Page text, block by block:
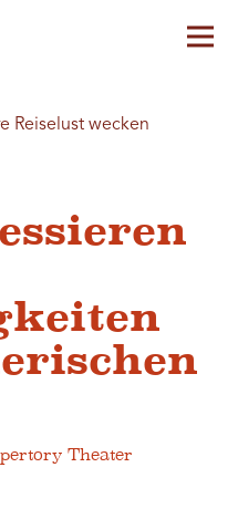
Reiselust wecken
Theater